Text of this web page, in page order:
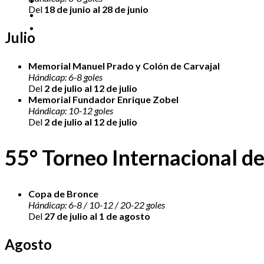
Del 18 de junio al 28 de junio
Julio
Memorial Manuel Prado y Colón de Carvajal
Hándicap: 6-8 goles
Del 2 de julio al 12 de julio
Memorial Fundador Enrique Zobel
Hándicap: 10-12 goles
Del 2 de julio al 12 de julio
55° Torneo Internacional
Copa de Bronce
Hándicap: 6-8 / 10-12 / 20-22 goles
Del 27 de julio al 1 de agosto
Agosto